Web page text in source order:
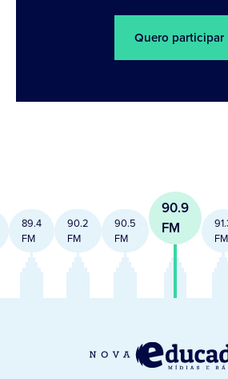
Quero participar
89.4
FM
90.2
FM
90.5
FM
90.9
FM
FM